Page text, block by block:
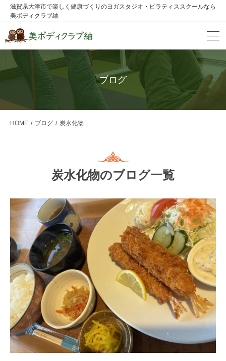
滋賀県大津市で楽しく健康づくりのヨガスタジオ・ピラティススクールなら
美ボディクラブ紬
ブログ
HOME ブログ 炭水化物
炭水化物のブログ一覧